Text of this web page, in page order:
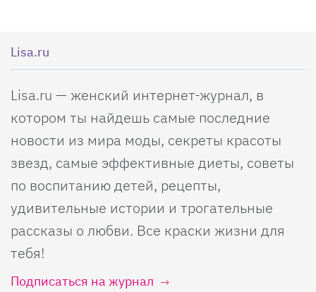
Lisa.ru
Lisa.ru — женский интернет-журнал, в
котором ты найдешь самые последние
новости из мира моды, секреты красоты
звезд, самые эффективные диеты, советы
по воспитанию детей, рецепты,
удивительные истории и трогательные
рассказы о любви. Все краски жизни для
тебя!
Подписаться на журнал